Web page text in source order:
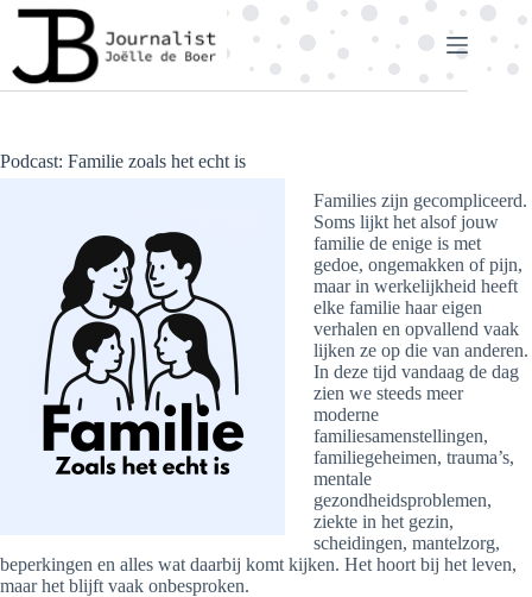
Ga
inhoud
Podcast: Familie zoals het echt is
Families zijn gecompliceerd.
Soms lijkt het alsof jouw
familie de enige is met
gedoe, ongemakken of pijn,
maar in werkelijkheid heeft
elke familie haar eigen
verhalen en opvallend vaak
lijken ze op die van anderen.
In deze tijd vandaag de dag
zien we steeds meer
moderne
familiesamenstellingen,
familiegeheimen, trauma’s,
mentale
gezondheidsproblemen,
ziekte in het gezin,
scheidingen, mantelzorg,
beperkingen en alles wat daarbij komt kijken. Het hoort bij het leven,
maar het blijft vaak onbesproken.